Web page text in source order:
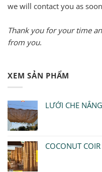
we will contact you as
Thank you for your time
from you.
XEM SẢN PHẨM
LƯỚI CHE
COCONUT